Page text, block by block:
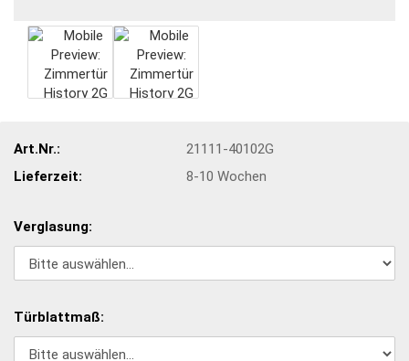
Art.Nr.:
21111-40102G
Lieferzeit:
8-10 Wochen
Verglasung:
Türblattmaß: